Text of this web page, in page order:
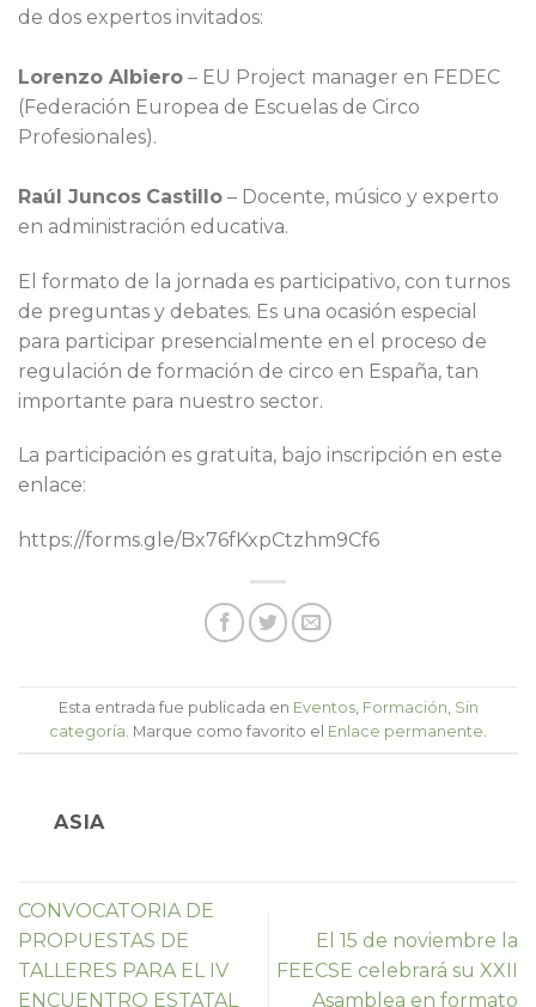
de dos expertos invitados:
Lorenzo Albiero – EU Project manager en FEDEC
(Federación Europea de Escuelas de Circo
Profesionales).
Raúl Juncos Castillo – Docente, músico y experto
en administración educativa.
El formato de la jornada es participativo, con turnos
de preguntas y debates. Es una ocasión especial
para participar presencialmente en el proceso de
regulación de formación de circo en España, tan
importante para nuestro sector.
La participación es gratuita, bajo inscripción en este
enlace:
https://forms.gle/Bx76fKxpCtzhm9Cf6
Esta entrada fue publicada en Eventos, Formación Sin
categoría . Marque como favorito el Enlace permanente
ASIA
CONVOCATORIA DE
PROPUESTAS DE
TALLERES PARA EL IV
ENCUENTRO ESTATAL
El 15 de noviembre la
FEECSE celebrará su XXII
Asamblea en formato